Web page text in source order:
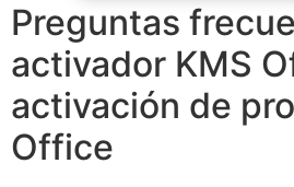
Preguntas
activador KMS
activación de
Office